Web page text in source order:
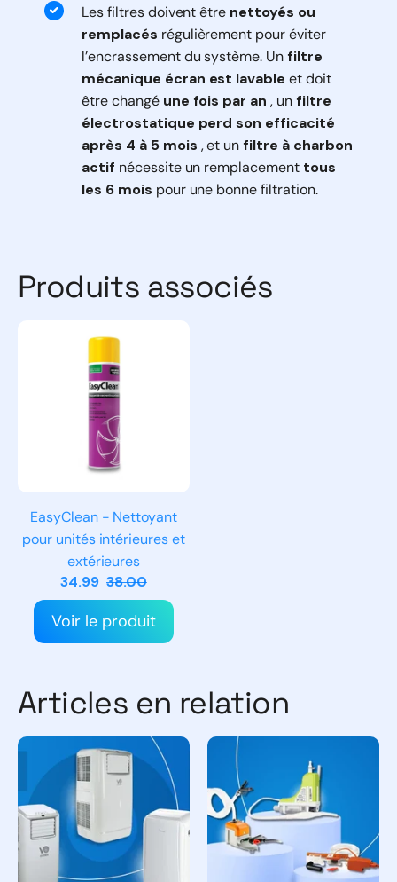
Les filtres doivent être nettoyés ou
remplacés régulièrement pour éviter
l’encrassement du système. Unfiltre
mécanique écran est lavable et doit
être changé une fois par an , unfiltre
électrostatique perd son efficacité
après 4 à 5 mois , et unfiltre à charbon
actif nécessite un remplacement tous
les 6 mois pour une bonne filtration.
Produits associés
EasyClean - Nettoyant
pour unités intérieures et
extérieures
38.00
34.99
Voir le produit
Articles en relation